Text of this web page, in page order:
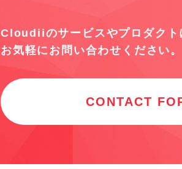
Cloudiiのサービスやプロダクト
お気軽にお問い合わせください。
CONTACT